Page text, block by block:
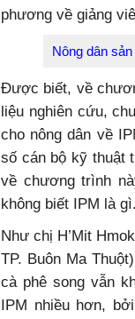
phương về giảng
Nông dân
Được biết, về
liệu nghiên cứu,
cho nông dân về
số cán bộ kỹ thuật
về chương trình
không biết IPM là gì.
Như chị H’Mit
TP. Buôn Ma
cà phê song vẫn
IPM nhiều hơn,